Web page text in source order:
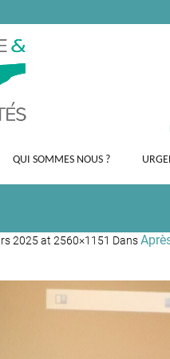
QUI SOMMES NOUS ?
2025 at 2560×1151 Dans